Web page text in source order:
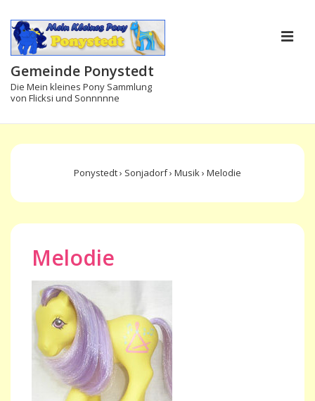
Zum
Inhalt
Gemeinde Ponystedt
Die Mein kleines Pony Sammlung
von Flicksi und Sonnnnne
Navigation
Ponystedt› Sonjadorf› Musik› Melodie
Melodie